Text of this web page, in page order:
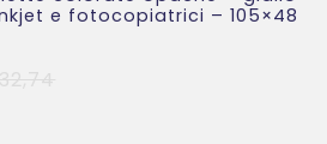
e fotocopiatrici – 105×48